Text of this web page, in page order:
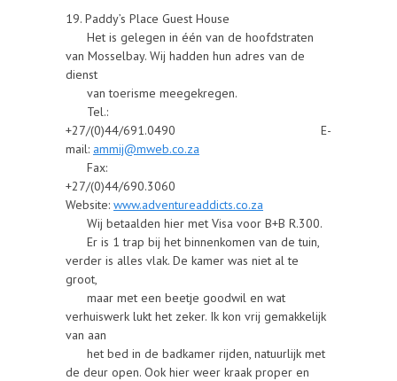
19. Paddy’s Place Guest House
Het is gelegen in één van de hoofdstraten
van Mosselbay. Wij hadden hun adres van de
dienst
van toerisme meegekregen.
Tel.:
+27/(0)44/691.0490 E-
mail: ammij@mweb.co.za
Fax:
+27/(0)44/690.3060
Website: www.adventureaddicts.co.za
Wij betaalden hier met Visa voor B+B R.300.
Er is 1 trap bij het binnenkomen van de tuin,
verder is alles vlak. De kamer was niet al te
groot,
maar met een beetje goodwil en wat
verhuiswerk lukt het zeker. Ik kon vrij gemakkelijk
van aan
het bed in de badkamer rijden, natuurlijk met
de deur open. Ook hier weer kraak proper en